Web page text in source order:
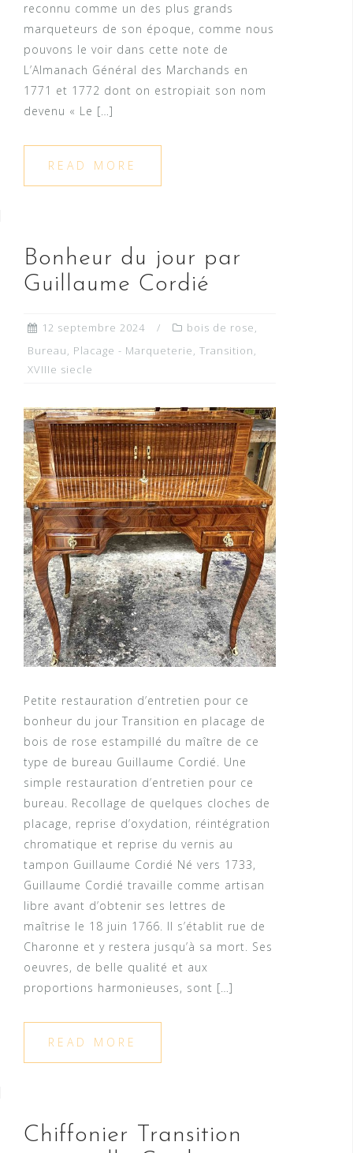
reconnu comme un des plus grands
marqueteurs de son époque, comme nous
pouvons le voir dans cette note de
L’Almanach Général des Marchands en
1771 et 1772 dont on estropiait son nom
devenu « Le […]
READ MORE
Bonheur du jour par
Guillaume Cordié
12 septembre 2024 bois de rose,
Bureau, Placage - Marqueterie, Transition,
XVIIIe siecle
Petite restauration d’entretien pour ce
bonheur du jour Transition en placage de
bois de rose estampillé du maître de ce
type de bureau Guillaume Cordié. Une
simple restauration d’entretien pour ce
bureau. Recollage de quelques cloches de
placage, reprise d’oxydation, réintégration
chromatique et reprise du vernis au
tampon Guillaume Cordié Né vers 1733,
Guillaume Cordié travaille comme artisan
libre avant d’obtenir ses lettres de
maîtrise le 18 juin 1766. Il s’établit rue de
Charonne et y restera jusqu’à sa mort. Ses
oeuvres, de belle qualité et aux
proportions harmonieuses, sont […]
READ MORE
Chiffonier Transition